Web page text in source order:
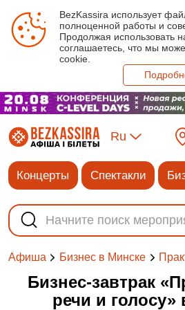
BezKassira использует
полноценной работы и
Продолжая использовать
соглашаетесь, что мы
cookie.
Ru
Концерты Спектакли
Афиша Бизнес в Минске
Бизнес-завтрак
речи и голосу»